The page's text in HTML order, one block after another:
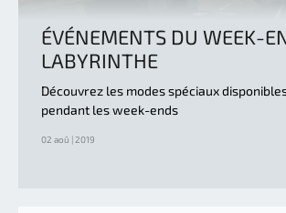
ÉVÉNEMENTS DU WEEK-
LABYRINTHE
Découvrez les modes spéciaux
pendant les week-ends
02 aoû | 2019